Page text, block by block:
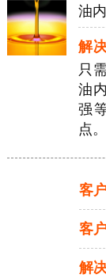
油内
解
只
油
强
点。
客
客
解